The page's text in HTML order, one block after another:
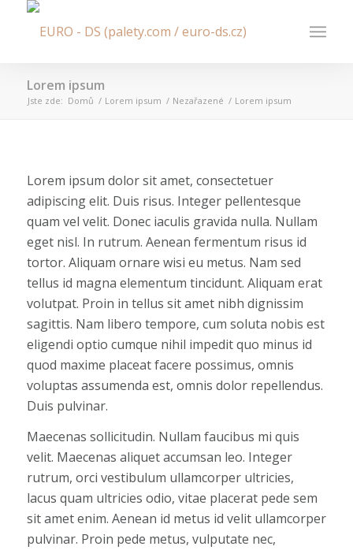
Lorem ipsum
Jste zde: Domů / Lorem ipsum / Nezařazené / Lorem ipsum
Lorem ipsum dolor sit amet, consectetuer
adipiscing elit. Duis risus. Integer pellentesque
quam vel velit. Donec iaculis gravida nulla. Nullam
eget nisl. In rutrum. Aenean fermentum risus id
tortor. Aliquam ornare wisi eu metus. Nam sed
tellus id magna elementum tincidunt. Aliquam erat
volutpat. Proin in tellus sit amet nibh dignissim
sagittis. Nam libero tempore, cum soluta nobis est
eligendi optio cumque nihil impedit quo minus id
quod maxime placeat facere possimus, omnis
voluptas assumenda est, omnis dolor repellendus.
Duis pulvinar.
Maecenas sollicitudin. Nullam faucibus mi quis
velit. Maecenas aliquet accumsan leo. Integer
rutrum, orci vestibulum ullamcorper ultricies,
lacus quam ultricies odio, vitae placerat pede sem
sit amet enim. Aenean id metus id velit ullamcorper
pulvinar. Proin pede metus, vulputate nec,